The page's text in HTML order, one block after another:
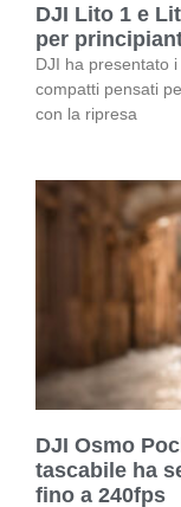
DJI Lito 1 e
per
DJI ha presentato
compatti pensati
con la ripresa
DJI Osmo
tascabile ha
fino a 240fps